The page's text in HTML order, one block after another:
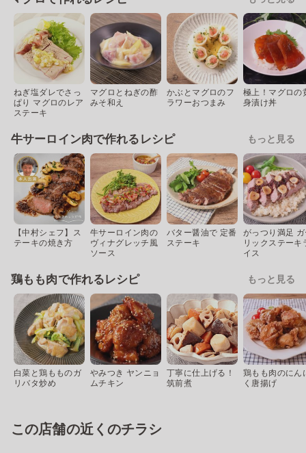
ねぎ塩ダレでさっ
ぱり マグロのレア
ステーキ
マグロとねぎの酢
みそ和え
かぶとマグロのフ
ラワーおつまみ
極上！マグロの
身漬け丼
牛サーロイン肉で作れるレシピ もっと見る
【中村シェフ】ス
テーキの焼き方
牛サーロイン肉の
ヴィナグレッチ風
ソース
バター醤油で 定番
ステーキ
がっつり満足
リックステーキ
イス
鶏もも肉で作れるレシピ もっと見る
白菜と鶏もものガ
リバタ炒め
やみつき ヤンニョ
ムチキン
丁寧に仕上げる！
筑前煮
鶏もも肉のにん
く唐揚げ
この店舗の近くのチラシ